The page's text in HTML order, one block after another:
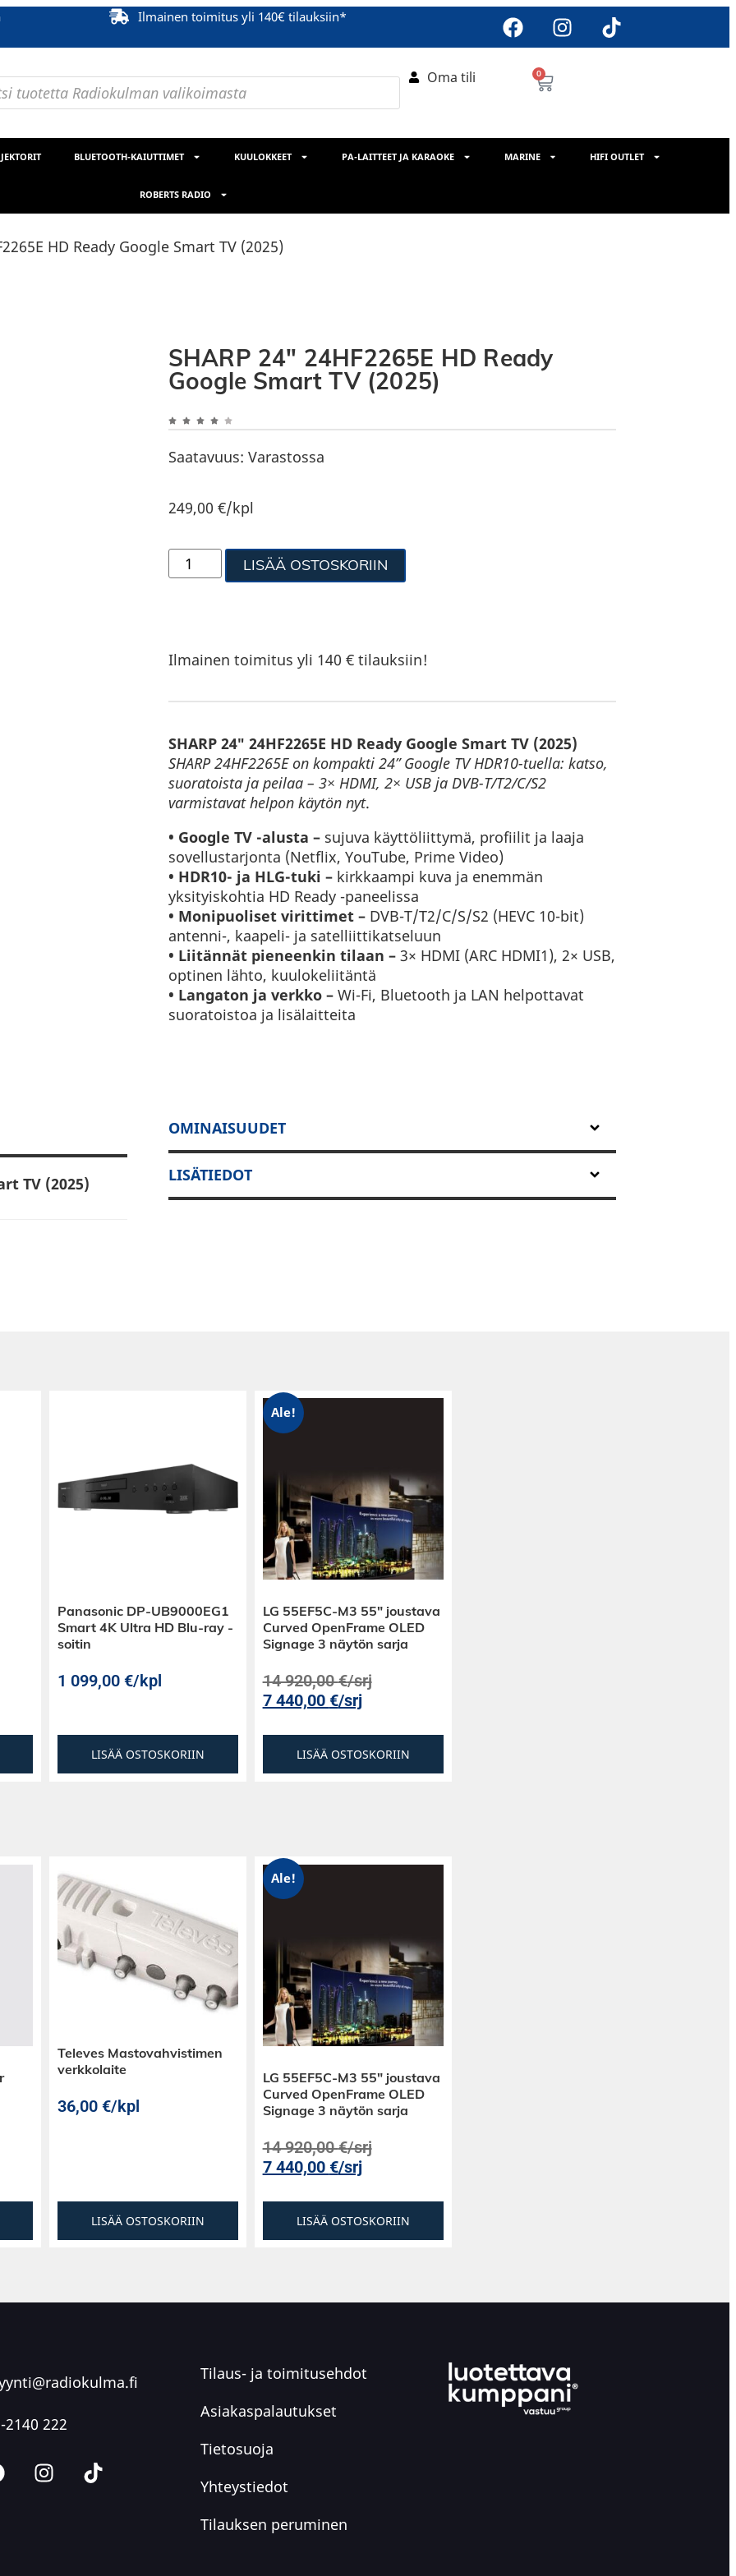
Ilmainen toimitus yli 140€ tilauksiin*
Oma tili 0
BLUETOOTH-KAIUTTIMET KUULOKKEET PA-LAITTEET JA KARAOKE MARINE HIFI OUTLET
ROBERTS RADIO
HD Ready Google Smart TV (2025)
SHARP 24″ 24HF2265E HD Ready
Google Smart TV (2025)
Saatavuus: Varastossa
249,00 €/kpl
LISÄÄ OSTOSKORIIN
Ilmainen toimitus yli 140 € tilauksiin!
SHARP 24″ 24HF2265E HD Ready Google Smart TV (2025)
SHARP 24HF2265E on kompakti 24” Google TV HDR10-tuella: katso,
suoratoista ja peilaa – 3× HDMI, 2× USB ja DVB-T/T2/C/S2
varmistavat helpon käytön nyt.
• Google TV -alusta –sujuva käyttöliittymä, profiilit ja laaja
sovellustarjonta (Netflix, YouTube, Prime Video)
• HDR10- ja HLG-tuki –kirkkaampi kuva ja enemmän
yksityiskohtia HD Ready -paneelissa
• Monipuoliset virittimet –DVB-T/T2/C/S/S2 (HEVC 10-bit)
antenni-, kaapeli- ja satelliittikatseluun
• Liitännät pieneenkin tilaan –3× HDMI (ARC HDMI1), 2× USB,
optinen lähto, kuulokeliitäntä
• Langaton ja verkko –Wi-Fi, Bluetooth ja LAN helpottavat
suoratoistoa ja lisälaitteita
TV (2025)
suosittelut;
ja
linja-ulostulo,
helppo sijoittaa
ääniohjaus
HDR10- ja
säilyy
omiaan lyhyille
kolme
ääniulostulo
hiljaiseen
(Wi-Fi) tai
se
ja tukee
tasalla.
mm VESA-
OMINAISUUDET
LISÄTIEDOT
Panasonic DP-UB9000EG1
Smart 4K Ultra HD Blu-ray -
soitin
1 099,00 €/kpl
LISÄÄ OSTOSKORIIN
Ale!
LG 55EF5C-M3 55″ joustava
Curved OpenFrame OLED
Signage 3 näytön sarja
14 920,00€/srj
7 440,00 €/srj
LISÄÄ OSTOSKORIIN
Televes Mastovahvistimen
verkkolaite
36,00 €/kpl
LISÄÄ OSTOSKORIIN
Ale!
LG 55EF5C-M3 55″ joustava
Curved OpenFrame OLED
Signage 3 näytön sarja
14 920,00€/srj
7 440,00 €/srj
LISÄÄ OSTOSKORIIN
2140 222
Tilaus- ja toimitusehdot
Asiakaspalautukset
Tietosuoja
Yhteystiedot
Tilauksen peruminen